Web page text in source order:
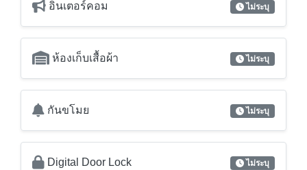
อินเตอร์คอม ไม่ระบุ
ห้องเก็บเสื้อผ้า ไม่ระบุ
กันขโมย ไม่ระบุ
Digital Door Lock ไม่ระบุ